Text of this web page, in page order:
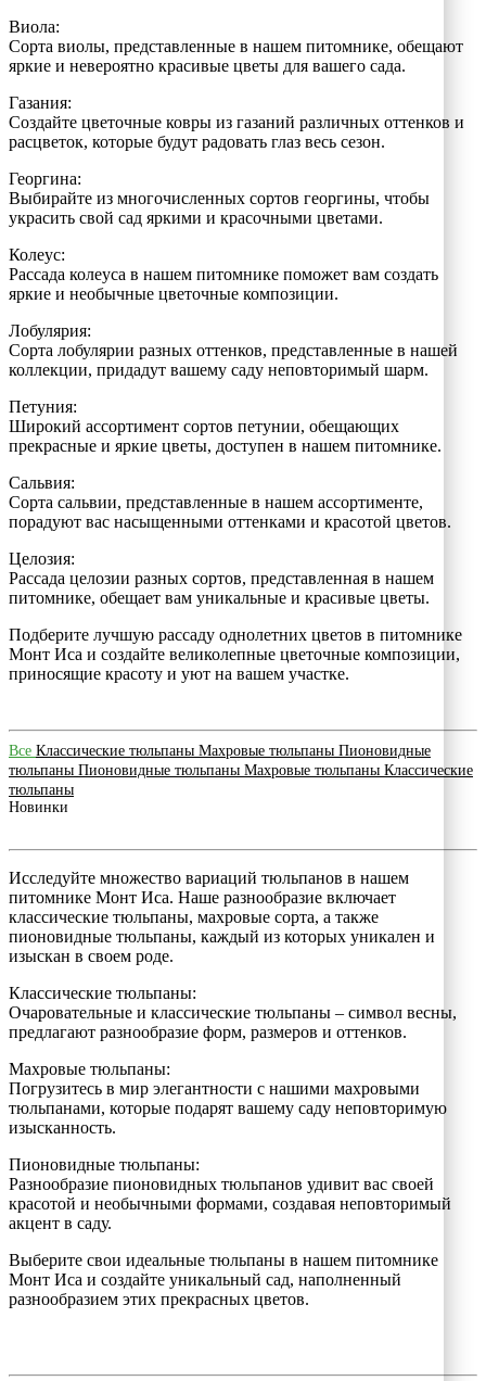
Виола:
Сорта виолы, представленные в нашем питомнике, обещают
яркие и невероятно красивые цветы для вашего сада.
Газания:
Создайте цветочные ковры из газаний различных оттенков и
расцветок, которые будут радовать глаз весь сезон.
Георгина:
Выбирайте из многочисленных сортов георгины, чтобы
украсить свой сад яркими и красочными цветами.
Колеус:
Рассада колеуса в нашем питомнике поможет вам создать
яркие и необычные цветочные композиции.
Лобулярия:
Сорта лобулярии разных оттенков, представленные в нашей
коллекции, придадут вашему саду неповторимый шарм.
Петуния:
Широкий ассортимент сортов петунии, обещающих
прекрасные и яркие цветы, доступен в нашем питомнике.
Сальвия:
Сорта сальвии, представленные в нашем ассортименте,
порадуют вас насыщенными оттенками и красотой цветов.
Целозия:
Рассада целозии разных сортов, представленная в нашем
питомнике, обещает вам уникальные и красивые цветы.
Подберите лучшую рассаду однолетних цветов в питомнике
Монт Иса и создайте великолепные цветочные композиции,
приносящие красоту и уют на вашем участке.
Все Классические тюльпаны Махровые тюльпаны Пионовидные
тюльпаны Пионовидные тюльпаны Махровые тюльпаны Классические
тюльпаны
Новинки
Исследуйте множество вариаций тюльпанов в нашем
питомнике Монт Иса. Наше разнообразие включает
классические тюльпаны, махровые сорта, а также
пионовидные тюльпаны, каждый из которых уникален и
изыскан в своем роде.
Классические тюльпаны:
Очаровательные и классические тюльпаны – символ весны,
предлагают разнообразие форм, размеров и оттенков.
Махровые тюльпаны:
Погрузитесь в мир элегантности с нашими махровыми
тюльпанами, которые подарят вашему саду неповторимую
изысканность.
Пионовидные тюльпаны:
Разнообразие пионовидных тюльпанов удивит вас своей
красотой и необычными формами, создавая неповторимый
акцент в саду.
Выберите свои идеальные тюльпаны в нашем питомнике
Монт Иса и создайте уникальный сад, наполненный
разнообразием этих прекрасных цветов.